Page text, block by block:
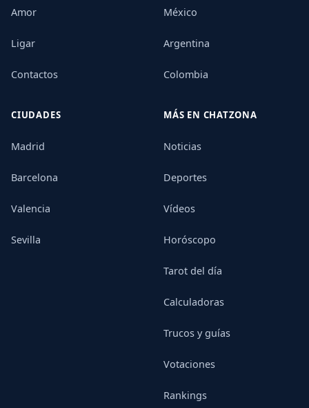
Amor
Ligar
Contactos
México
Argentina
Colombia
CIUDADES
Madrid
Barcelona
Valencia
Sevilla
MÁS EN CHATZONA
Noticias
Deportes
Vídeos
Horóscopo
Tarot del día
Calculadoras
Trucos y guías
Votaciones
Rankings